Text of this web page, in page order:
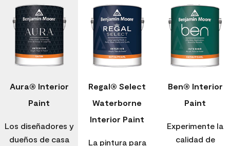
Aura® Interior
Paint
Los diseñadores y
dueños de casa
Regal® Select
Waterborne
Interior Paint
La pintura para
Ben® Interior
Paint
Experimente la
calidad de